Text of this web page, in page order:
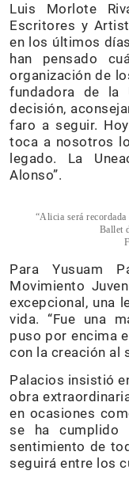
Luis Morlote
Escritores y
en los últimos
han pensado
organización de
fundadora de la
decisión,
faro a seguir.
toca a nosotros
legado. La
Alonso”.
“Alicia será
Ballet
Para Yusuam
Movimiento
excepcional, una
vida. “Fue una
puso por encima
con la creación al
Palacios insistió
obra
en ocasiones
se ha
sentimiento de
seguirá entre los